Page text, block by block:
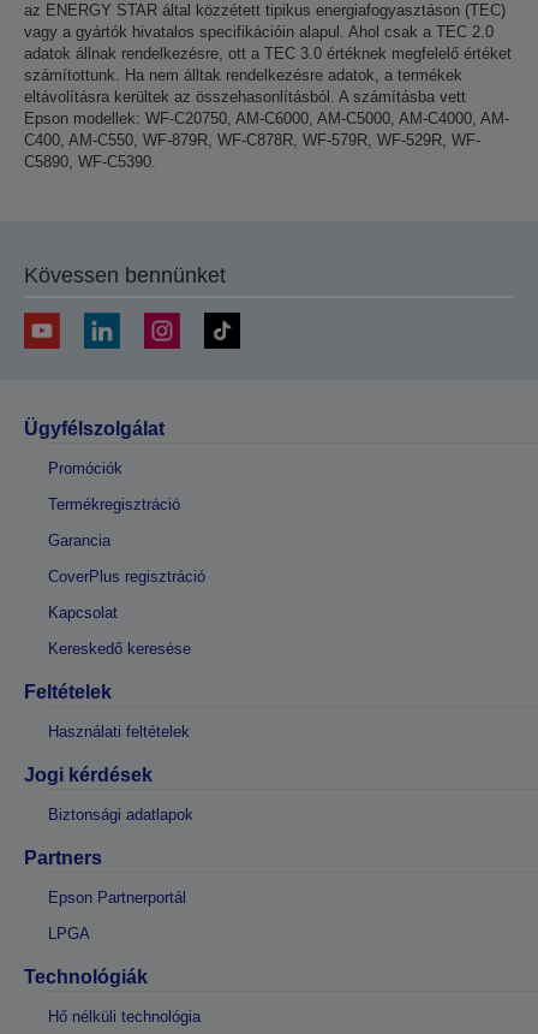
az ENERGY STAR által közzétett tipikus energiafogyasztáson (TEC)
vagy a gyártók hivatalos specifikációin alapul. Ahol csak a TEC 2.0
adatok állnak rendelkezésre, ott a TEC 3.0 értéknek megfelelő értéket
számítottunk. Ha nem álltak rendelkezésre adatok, a termékek
eltávolításra kerültek az összehasonlításból. A számításba vett
Epson modellek: WF-C20750, AM-C6000, AM-C5000, AM-C4000, AM-
C400, AM-C550, WF-879R, WF-C878R, WF-579R, WF-529R, WF-
C5890, WF-C5390.
Kövessen bennünket
Ügyfélszolgálat
Promóciók
Termékregisztráció
Garancia
CoverPlus regisztráció
Kapcsolat
Kereskedő keresése
Feltételek
Használati feltételek
Jogi kérdések
Biztonsági adatlapok
Partners
Epson Partnerportál
LPGA
Technológiák
Hő nélküli technológia